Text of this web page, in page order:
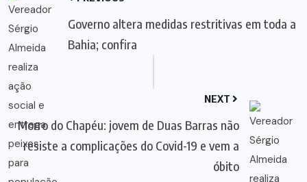
Governo altera medidas restritivas em toda a
Bahia; confira
NEXT
Morro do Chapéu: jovem de Duas Barras não
resiste a complicações do Covid-19 e vem a
óbito